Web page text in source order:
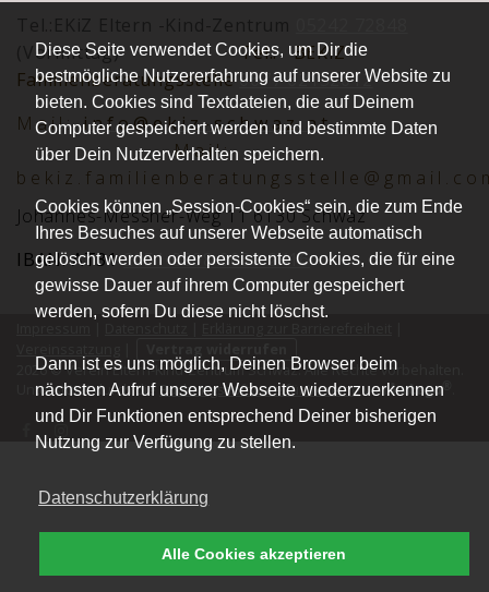
Diese Seite verwendet Cookies, um Dir die
bestmögliche Nutzererfahrung auf unserer Website zu
bieten. Cookies sind Textdateien, die auf Deinem
Computer gespeichert werden und bestimmte Daten
über Dein Nutzerverhalten speichern.
Cookies können „Session-Cookies“ sein, die zum Ende
Ihres Besuches auf unserer Webseite automatisch
gelöscht werden oder persistente Cookies, die für eine
gewisse Dauer auf ihrem Computer gespeichert
werden, sofern Du diese nicht löschst.
Dann ist es uns möglich, Deinen Browser beim
nächsten Aufruf unserer Webseite wiederzuerkennen
und Dir Funktionen entsprechend Deiner bisherigen
Nutzung zur Verfügung zu stellen.
Datenschutzerklärung
Alle Cookies akzeptieren
(Vormittag)Tel.:BEKiZ
Familienberatungsstelle0677 62152012
Mail: info@ekiz-schwaz.at
Mail:
Johannes-Messner-Weg 11 6130 Schwaz
IBAN: AT312051 0008 0030 2416
2026 © Verein Eltern-Kind-Zentrum Schwaz. Alle Rechte vorbehalten.
Unterstützt durch die Buchungssoftware für Vereinevonkutego®